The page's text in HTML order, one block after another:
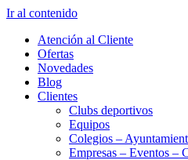
Ir al contenido
Atención al Cliente
Ofertas
Novedades
Blog
Clientes
Clubs deportivos
Equipos
Colegios –
Empresas – Eventos –